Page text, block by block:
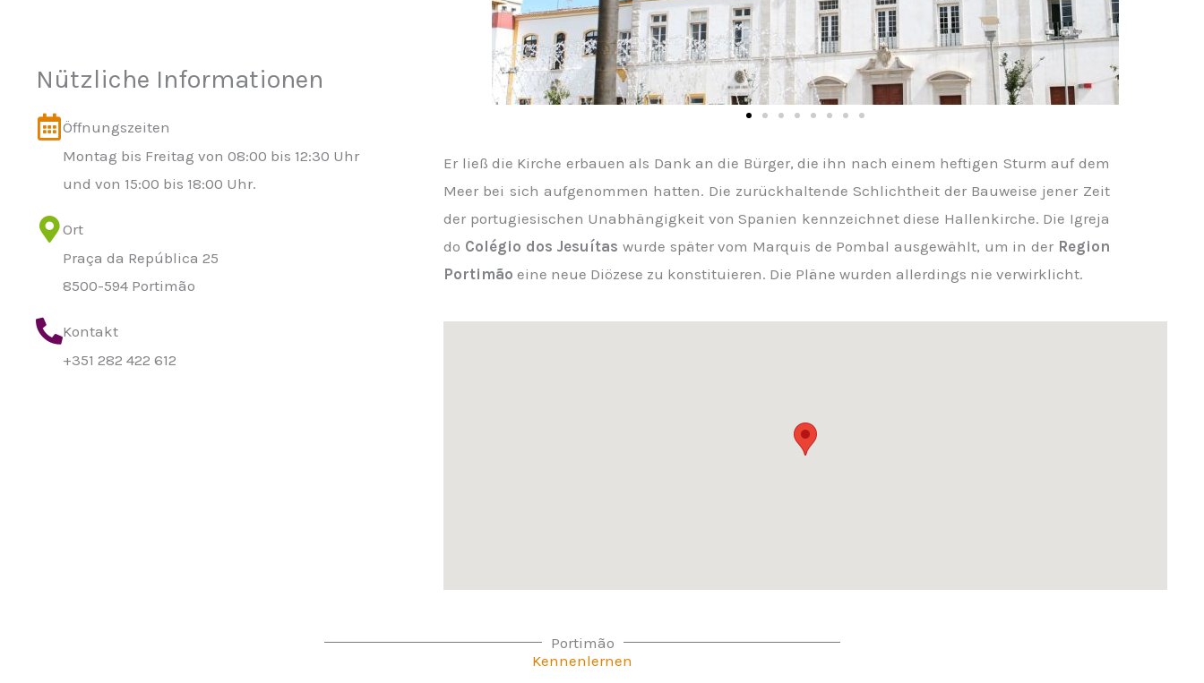
Nützliche Informationen
Öffnungszeiten
Montag bis Freitag von 08:00 bis 12:30 Uhr
und von 15:00 bis 18:00 Uhr.
Ort
Praça da República 25
8500-594 Portimão
Kontakt
+351 282 422 612
Er ließ die Kirche erbauen als Dank an die Bürger, die ihn nach einem heftigen Sturm auf dem
Meer bei sich aufgenommen hatten. Die zurückhaltende Schlichtheit der Bauweise jener Zeit
der portugiesischen Unabhängigkeit von Spanien kennzeichnet diese Hallenkirche. Die Igreja
do Colégio dos Jesuítas wurde später vom Marquis de Pombal ausgewählt, um in der Region
Portimão eine neue Diözese zu konstituieren. Die Pläne wurden allerdings nie verwirklicht.
Portimão
Kennenlernen